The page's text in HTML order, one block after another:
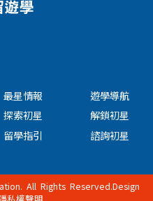
最星情報
探索初星
留學指引
遊學導航
解鎖初星
諮詢初星
All Rights Reserved.Design
私權聲明